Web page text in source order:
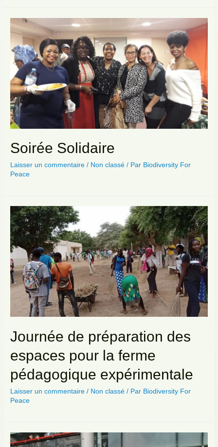
Soirée Solidaire
Laisser un commentaire / Non classé / Par Biodiversity For
Peace
Journée de préparation des
espaces pour la ferme
pédagogique expérimentale
Laisser un commentaire / Non classé / Par Biodiversity For
Peace